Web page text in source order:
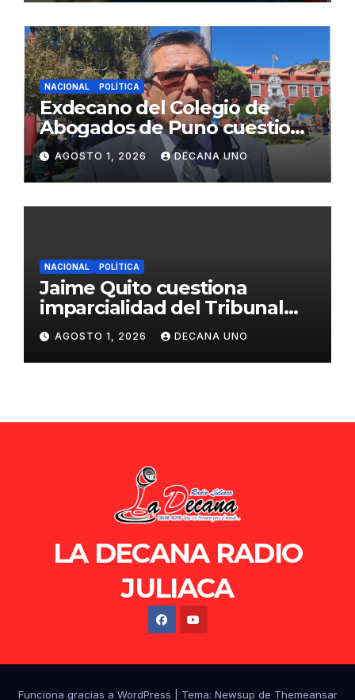
NACIONAL POLÍTICA
Exdecano del Colegio de
Abogados de Puno cuestiona
propuestas sobre seguridad
ciudadana
AGOSTO 1, 2026 DECANA UNO
NACIONAL POLÍTICA
Jaime Quito cuestiona
imparcialidad del Tribunal
Constitucional tras liberación
de Ollanta Humala
AGOSTO 1, 2026 DECANA UNO
LA DECANA RADIO
JULIACA
Funciona gracias a WordPress Tema: Newsup de Themeansar